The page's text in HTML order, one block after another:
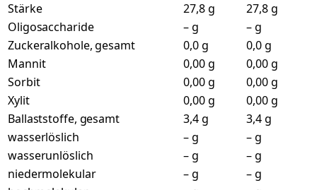
Stärke
27,8 g
27,8 g
Oligosaccharide
– g
– g
Zuckeralkohole, gesamt
0,0 g
0,0 g
Mannit
0,00 g
0,00 g
Sorbit
0,00 g
0,00 g
Xylit
0,00 g
0,00 g
Ballaststoffe, gesamt
3,4 g
3,4 g
wasserlöslich
– g
– g
wasserunlöslich
– g
– g
niedermolekular
– g
– g